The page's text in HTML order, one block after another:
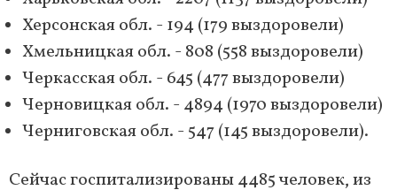
Херсонская обл. - 194 (179 выздоровели)
Хмельницкая обл. - 808 (558 выздоровели)
Черкасская обл. - 645 (477 выздоровели)
Черновицкая обл. - 4894 (1970 выздоровели)
Черниговская обл. - 547 (145 выздоровели).
Сейчас госпитализированы 4485 человек, из